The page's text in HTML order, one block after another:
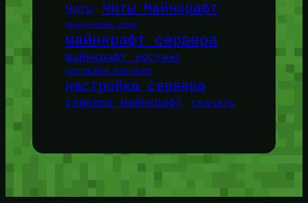
Читы Читы Майнкрафт
браузерные игры
майнкрафт сервера
майнкрафт хостинг
настройка плагинов
настройка сервера
сервера майнкрафт скачать